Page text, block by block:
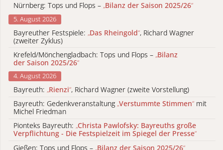
Nürnberg: Tops und Flops – „Bilanz der Saison 2025/26“
5. August 2026
Bayreuther Festspiele: „Das Rheingold“, Richard Wagner
(zweiter Zyklus)
Krefeld/Mönchengladbach: Tops und Flops – „Bilanz
der Saison 2025/26“
4. August 2026
Bayreuth: „Rienzi“, Richard Wagner (zweite Vorstellung)
Bayreuth: Gedenkveranstaltung „Verstummte Stimmen“ mit
Michel Friedman
Pionteks Bayreuth: „Christa Pawlofsky: Bayreuths große
Verpflichtung - Die Festspielzeit im Spiegel der Presse“
Gießen: Tops und Flops – „Bilanz der Saison 2025/26“